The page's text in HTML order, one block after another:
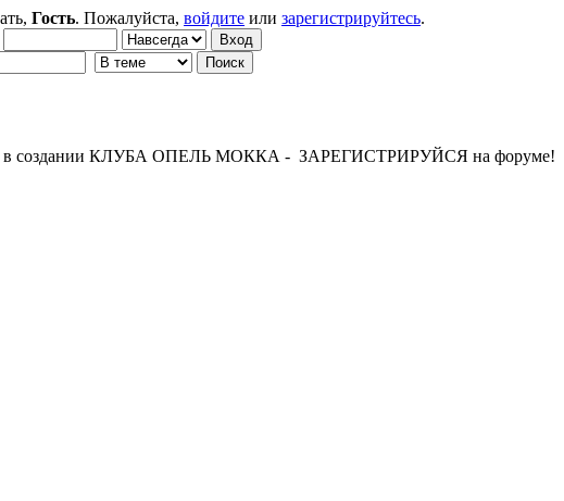
Гость. Пожалуйста, войдите или зарегистрируйтесь.
в создании КЛУБА ОПЕЛЬ МОККА - ЗАРЕГИСТРИРУЙСЯ на форуме!